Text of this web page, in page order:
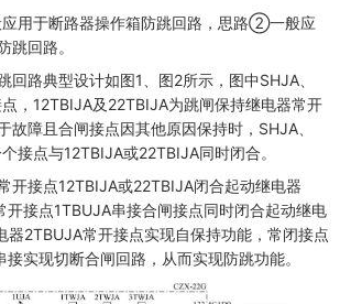
用于断路器操作箱防跳回路，思路②一般应
跳回路。
回路典型设计如图1、图2所示，图中SHJA、
，12TBIJA及22TBIJA为跳闸保持继电器常开
故障且合闸接点因其他原因保持时，SHJA、
接点与12TBIJA或22TBIJA同时闭合。
开接点12TBIJA或22TBIJA闭合起动继电器
开接点1TBUJA串接合闸接点同时闭合起动继电
器2TBUJA常开接点实现自保持功能，常闭接点
实现切断合闸回路，从而实现防跳功能。